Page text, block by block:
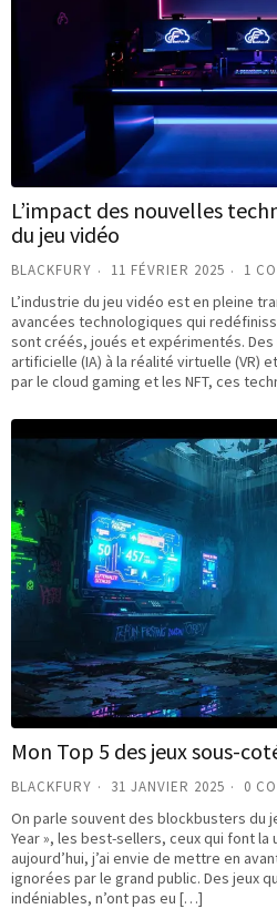
L’impact des nouvelles
du jeu vidéo
BLACKFURY 11 FÉVRIER 2025 1
L’industrie du jeu vidéo est en pleine
avancées technologiques qui
sont créés, joués et expérimentés.
artificielle (IA) à la réalité virtuelle (VR)
par le cloud gaming et les NFT, ces
Mon Top 5 des jeux sous-
BLACKFURY 31 JANVIER 2025 0
On parle souvent des blockbusters du
Year », les best-sellers, ceux qui font la
aujourd’hui, j’ai envie de mettre en
ignorées par le grand public. Des jeux
indéniables, n’ont pas eu […]